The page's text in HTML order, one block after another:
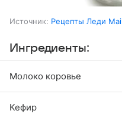
Источник: Рецепты Леди
Ингредиенты:
Молоко коровье
Кефир